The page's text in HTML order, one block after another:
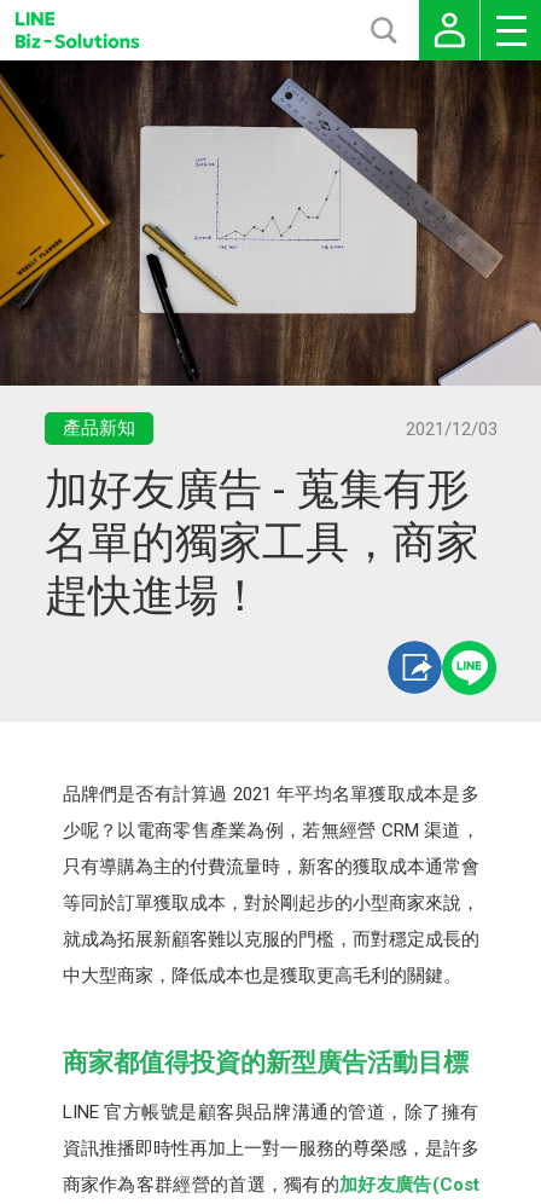
產品新知 2021/12/03
加好友廣告 - 蒐集有形
名單的獨家工具，商家
趕快進場！
品牌們是否有計算過 2021 年平均名單獲取成本是多
少呢？以電商零售產業為例，若無經營 CRM 渠道，
只有導購為主的付費流量時，新客的獲取成本通常會
等同於訂單獲取成本，對於剛起步的小型商家來說，
就成為拓展新顧客難以克服的門檻，而對穩定成長的
中大型商家，降低成本也是獲取更高毛利的關鍵。
商家都值得投資的新型廣告活動目標
LINE 官方帳號是顧客與品牌溝通的管道，除了擁有
資訊推播即時性再加上一對一服務的尊榮感，是許多
商家作為客群經營的首選，獨有的加好友廣告(Cost